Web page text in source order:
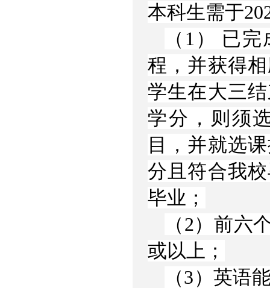
本科生需于
（1） 已
程，并获得
学生在大三
学分，则须
目，并就选
分且符合我
毕业；
（2）前六
或以上；
（3）英语